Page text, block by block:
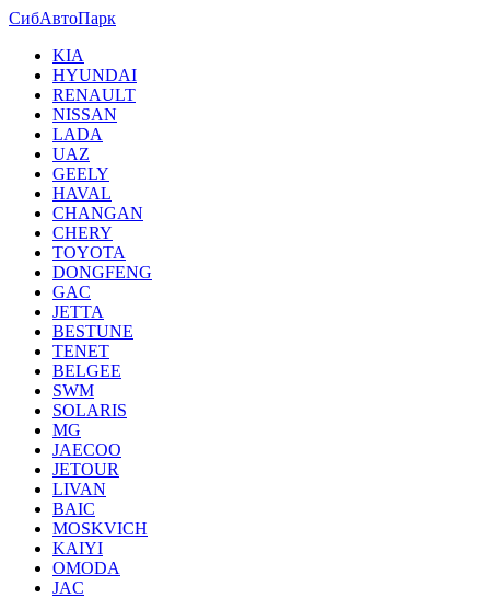
СибАвтоПарк
KIA
HYUNDAI
RENAULT
NISSAN
LADA
UAZ
GEELY
HAVAL
CHANGAN
CHERY
TOYOTA
DONGFENG
GAC
JETTA
BESTUNE
TENET
BELGEE
SWM
SOLARIS
MG
JAECOO
JETOUR
LIVAN
BAIC
MOSKVICH
KAIYI
OMODA
JAC